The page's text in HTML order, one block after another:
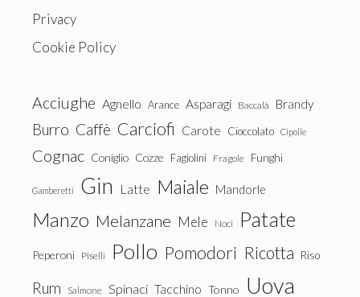
Privacy
Cookie Policy
Acciughe Agnello Arance Asparagi Baccalà Brandy
Burro Caffè Carciofi Carote Cioccolato Cipolle
Cognac Coniglio Cozze Fagiolini Fragole Funghi
Gamberetti Gin Latte Maiale Mandorle
Manzo Melanzane Mele Noci Patate
Peperoni Piselli Pollo Pomodori Ricotta Riso
Rum Salmone Spinaci Tacchino Tonno Uova